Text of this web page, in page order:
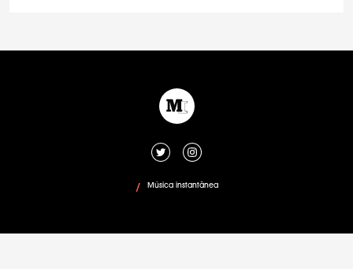
/ Música instantânea